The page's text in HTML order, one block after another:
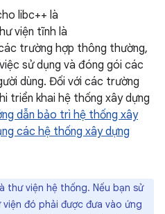
libc++ là
viện tĩnh là
trường hợp thông thường,
sử dụng và đóng gói các
dùng. Đối với các trường
triển khai hệ thống xây dựng
dẫn bảo trì hệ thống xây
các hệ thống xây dựng
thư viện hệ thống. Nếu bạn sử
viện đó phải được đưa vào ứng